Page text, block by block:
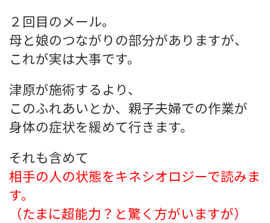
２回目のメール。
母と娘のつながりの部分がありますが、
これが実は大事です。
津原が施術するより、
このふれあいとか、親子夫婦での作業が
身体の症状を緩めて行きます。
それも含めて
相手の人の状態をキネシオロジーで読みま
す。
（たまに超能力？と驚く方がいますが）